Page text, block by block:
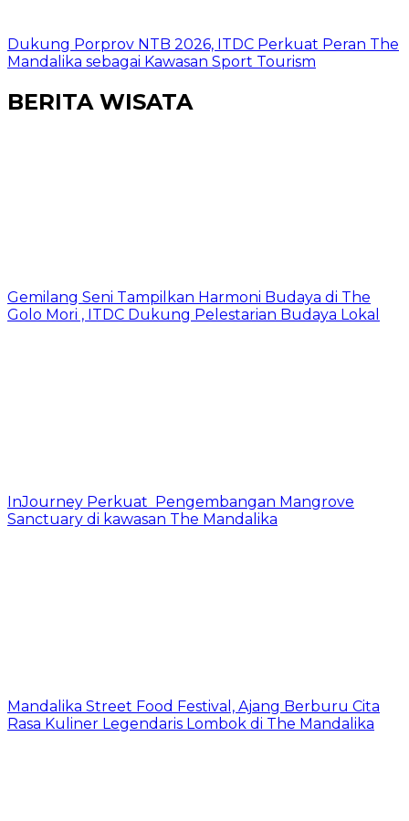
Dukung Porprov NTB 2026, ITDC Perkuat Peran The
Mandalika sebagai Kawasan Sport Tourism
BERITA WISATA
Gemilang Seni Tampilkan Harmoni Budaya di The
Golo Mori , ITDC Dukung Pelestarian Budaya Lokal
InJourney Perkuat Pengembangan Mangrove
Sanctuary di kawasan The Mandalika
Mandalika Street Food Festival, Ajang Berburu Cita
Rasa Kuliner Legendaris Lombok di The Mandalika